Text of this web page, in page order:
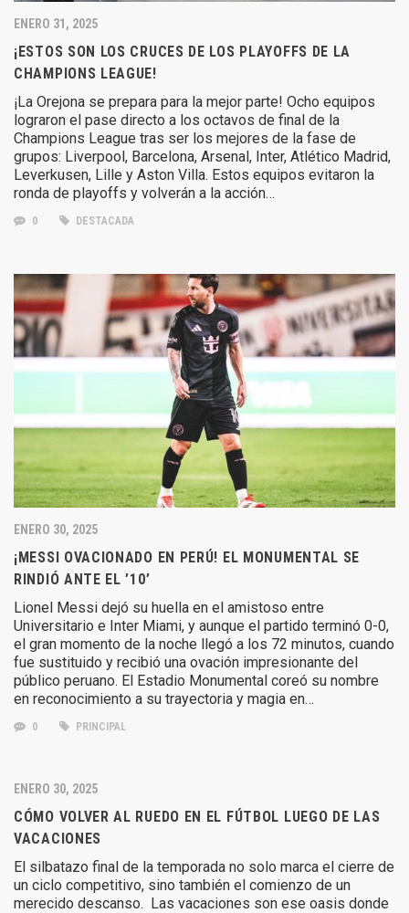
ENERO 31, 2025
¡ESTOS SON LOS CRUCES DE LOS PLAYOFFS DE LA
CHAMPIONS LEAGUE!
¡La Orejona se prepara para la mejor parte! Ocho equipos
lograron el pase directo a los octavos de final de la
Champions League tras ser los mejores de la fase de
grupos: Liverpool, Barcelona, Arsenal, Inter, Atlético Madrid,
Leverkusen, Lille y Aston Villa. Estos equipos evitaron la
ronda de playoffs y volverán a la acción…
0 DESTACADA
ENERO 30, 2025
¡MESSI OVACIONADO EN PERÚ! EL MONUMENTAL SE
RINDIÓ ANTE EL ’10’
Lionel Messi dejó su huella en el amistoso entre
Universitario e Inter Miami, y aunque el partido terminó 0-0,
el gran momento de la noche llegó a los 72 minutos, cuando
fue sustituido y recibió una ovación impresionante del
público peruano. El Estadio Monumental coreó su nombre
en reconocimiento a su trayectoria y magia en…
0 PRINCIPAL
ENERO 30, 2025
CÓMO VOLVER AL RUEDO EN EL FÚTBOL LUEGO DE LAS
VACACIONES
El silbatazo final de la temporada no solo marca el cierre de
un ciclo competitivo, sino también el comienzo de un
merecido descanso. Las vacaciones son ese oasis donde